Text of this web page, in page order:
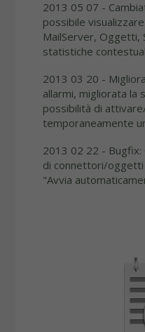
2013 05 07 -
possibile
MailServer, Oggetti,
statistiche
2013 03 20 -
allarmi, migliorata la
possibilità di
temporaneamente
2013 02 22 - Bugfix:
di connettori/
"Avvia